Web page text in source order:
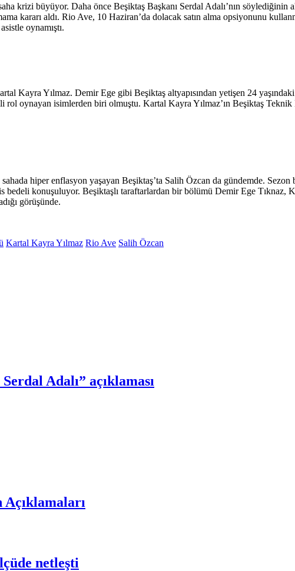
krizi büyüyor. Daha önce Beşiktaş Başkanı Serdal Adalı’nın
kararı aldı. Rio Ave, 10 Haziran’da dolacak satın alma opsiyonunu
oynamıştı.
Kayra Yılmaz. Demir Ege gibi Beşiktaş altyapısından yetişen 24
rol oynayan isimlerden biri olmuştu. Kartal Kayra Yılmaz’ın Beşiktaş
hiper enflasyon yaşayan Beşiktaş’ta Salih Özcan da gündemde. Sezon
konuşuluyor. Beşiktaşlı taraftarlardan bir bölümü Demir Ege Tıknaz,
görüşünde.
Kartal Kayra Yılmaz Rio Ave Salih Özcan
Adalı” açıklaması
Açıklamaları
netleşti